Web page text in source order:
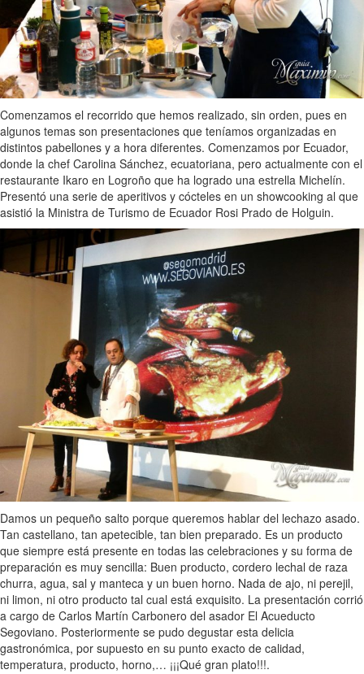
Comenzamos el recorrido que hemos realizado, sin orden, pues en
algunos temas son presentaciones que teníamos organizadas en
distintos pabellones y a hora diferentes. Comenzamos por Ecuador,
donde la chef Carolina Sánchez, ecuatoriana, pero actualmente con el
restaurante Ikaro en Logroño que ha logrado una estrella Michelín.
Presentó una serie de aperitivos y cócteles en un showcooking al que
asistió la Ministra de Turismo de Ecuador Rosi Prado de Holguin.
Damos un pequeño salto porque queremos hablar del lechazo asado.
Tan castellano, tan apetecible, tan bien preparado. Es un producto
que siempre está presente en todas las celebraciones y su forma de
preparación es muy sencilla: Buen producto, cordero lechal de raza
churra, agua, sal y manteca y un buen horno. Nada de ajo, ni perejil,
ni limon, ni otro producto tal cual está exquisito. La presentación corrió
a cargo de Carlos Martín Carbonero del asador El Acueducto
Segoviano. Posteriormente se pudo degustar esta delicia
gastronómica, por supuesto en su punto exacto de calidad,
temperatura, producto, horno,… ¡¡¡Qué gran plato!!!.